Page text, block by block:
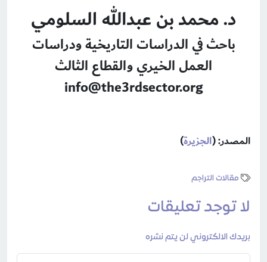
د. محمد بن عبدالله السلومي
باحث في الدراسات التاريخية ودراسات
العمل الخيري والقطاع الثالث
info@the3rdsector.org
المصدر: (الجزيرة)
مقالات التراجم
لا توجد تعليقات
بريدك الالكتروني لن يتم نشره